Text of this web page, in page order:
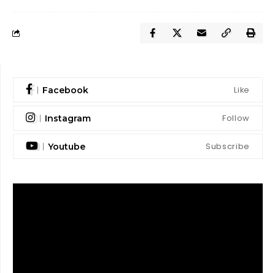
Facebook Like
Instagram Follow
Youtube Subscribe